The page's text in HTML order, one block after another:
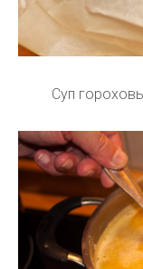
Суп